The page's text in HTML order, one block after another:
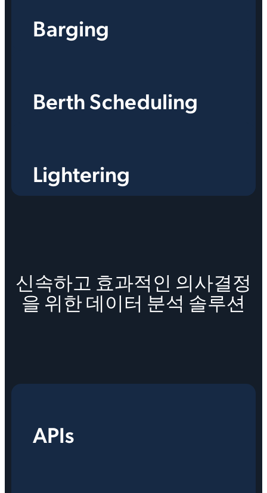
Barging
Berth Scheduling
Lightering
신속하고 효과적인 의사결정
을 위한 데이터 분석 솔루션
APIs